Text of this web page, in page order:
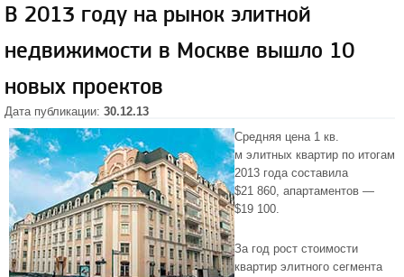
В 2013 году на рынок элитной
недвижимости в Москве вышло 10
новых проектов
Дата публикации: 30.12.13
Средняя цена 1 кв.
м элитных квартир по итогам
2013 года составила
$21 860, апартаментов —
$19 100.
За год рост стоимости
квартир элитного сегмента